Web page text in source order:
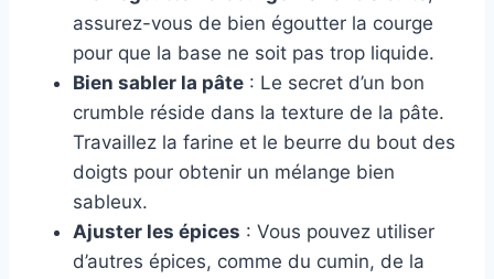
assurez-vous de bien égoutter la courge
pour que la base ne soit pas trop liquide.
Bien sabler la pâte : Le secret d’un bon
crumble réside dans la texture de la pâte.
Travaillez la farine et le beurre du bout des
doigts pour obtenir un mélange bien
sableux.
Ajuster les épices : Vous pouvez utiliser
d’autres épices, comme du cumin, de la